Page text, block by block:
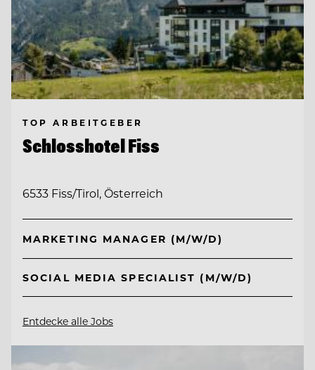
TOP ARBEITGEBER
Schlosshotel Fiss
6533 Fiss/Tirol, Österreich
MARKETING MANAGER (M/W/D)
SOCIAL MEDIA SPECIALIST (M/W/D)
Entdecke alle Jobs